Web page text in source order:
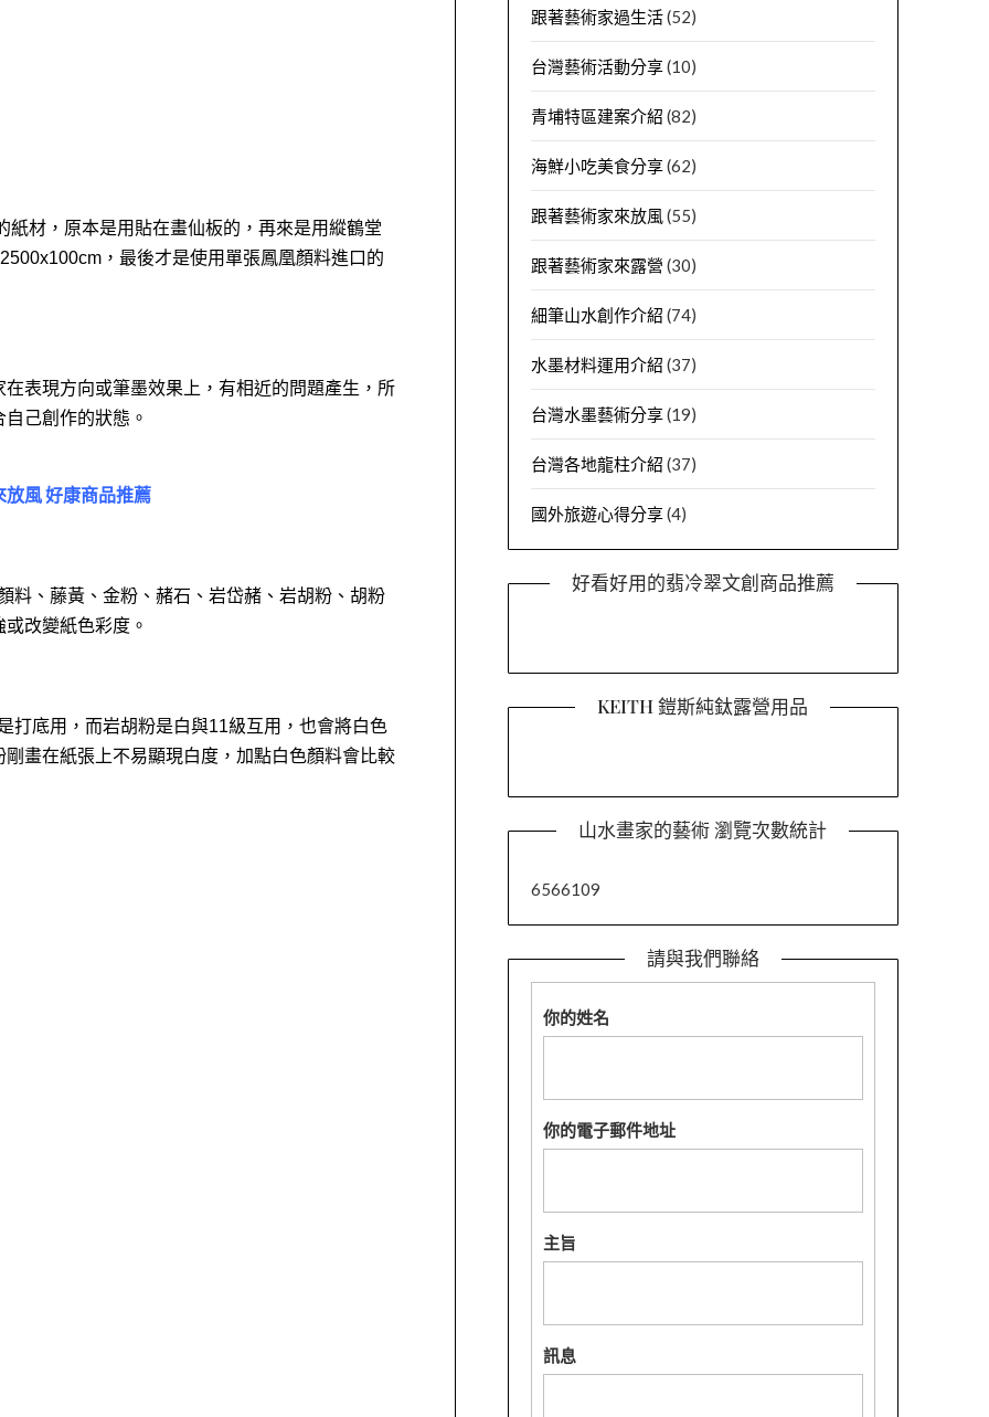
材，原本是用貼在畫仙板的，再來是用縱鶴堂
，最後才是使用單張鳳凰顏料進口的
表現方向或筆墨效果上，有相近的問題產生，所
己創作的狀態。
放風 好康商品推薦
料、藤黃、金粉、赭石、岩岱赭、岩胡粉、胡粉
改變紙色彩度。
打底用，而岩胡粉是白與11級互用，也會將白色
畫在紙張上不易顯現白度，加點白色顏料會比較
跟著藝術家過生活(52)
台灣藝術活動分享 (10)
青埔特區建案介紹 (82)
海鮮小吃美食分享 (62)
跟著藝術家來放風 (55)
跟著藝術家來露營 (30)
細筆山水創作介紹 (74)
水墨材料運用介紹 (37)
台灣水墨藝術分享 (19)
台灣各地龍柱介紹 (37)
國外旅遊心得分享 (4)
好看好用的翡冷翠文創商品推薦
KEITH 鎧斯純鈦露營用品
山水畫家的藝術 瀏覽次數統計
6566109
請與我們聯絡
你的姓名
你的電子郵件地址
主旨
訊息